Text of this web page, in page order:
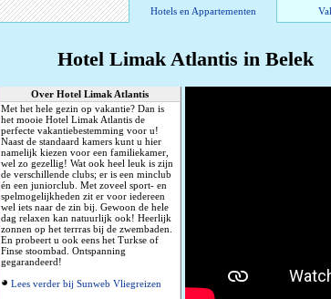
Hotels en Appartementen
Hotel Limak Atlantis in Belek
Over Hotel Limak Atlantis
Met het hele gezin op vakantie? Dan is
het mooie Hotel Limak Atlantis de
perfecte vakantiebestemming voor u!
Naast de standaard kamers kunt u hier
namelijk kiezen voor een familiekamer,
wel zo gezellig! Wat ook heel leuk is zijn
de verschillende clubs; er is een minclub
én een juniorclub. Met zoveel sport- en
spelmogelijkheden zit er voor iedereen
wel iets naar de zin bij. Gewoon de hele
dag relaxen kan natuurlijk ook! Heerlijk
zonnen op het terrras bij de zwembaden.
En probeert u ook eens het Turkse of
Finse stoombad. Ontspanning
gegarandeerd!
Lees verder bij Sunweb Vliegreizen